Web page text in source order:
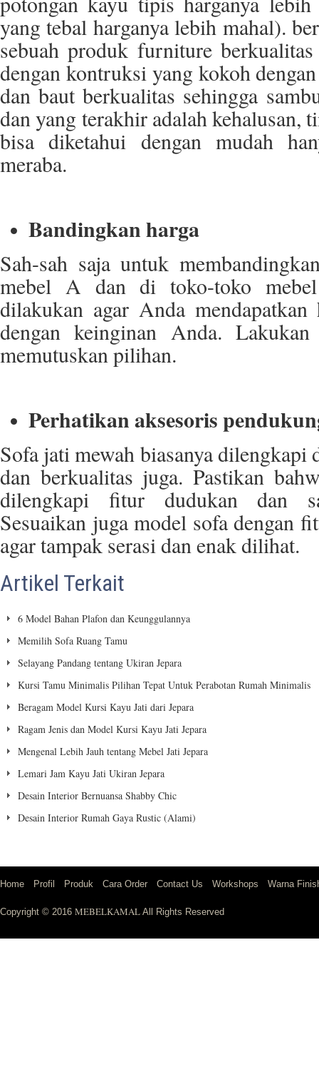
yang tebal harganya lebih mahal).
sebuah produk furniture
dengan kontruksi yang kokoh
dan baut berkualitas sehingga
dan yang terakhir adalah kehalusan,
bisa diketahui dengan mudah
meraba.
Bandingkan harga
Sah-sah saja untuk
mebel A dan di toko-toko
dilakukan agar Anda
dengan keinginan Anda.
memutuskan pilihan.
Perhatikan aksesoris
Sofa jati mewah biasanya dilengkapi
dan berkualitas juga. Pastikan
dilengkapi fitur dudukan dan
Sesuaikan juga model sofa dengan
agar tampak serasi dan enak dilihat.
Artikel Terkait
6 Model Bahan Plafon dan Keunggulannya
Memilih Sofa Ruang Tamu
Selayang Pandang tentang Ukiran Jepara
Kursi Tamu Minimalis Pilihan Tepat Untuk Perabotan Rumah Minimalis
Beragam Model Kursi Kayu Jati dari Jepara
Ragam Jenis dan Model Kursi Kayu Jati Jepara
Mengenal Lebih Jauh tentang Mebel Jati Jepara
Lemari Jam Kayu Jati Ukiran Jepara
Desain Interior Bernuansa Shabby Chic
Desain Interior Rumah Gaya Rustic (Alami)
Home Profil Produk Cara Order Contact Us Workshops Warna
Copyright © 2016 MEBELKAMAL All Rights Reserved